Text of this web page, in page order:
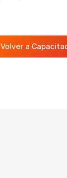
Volver a